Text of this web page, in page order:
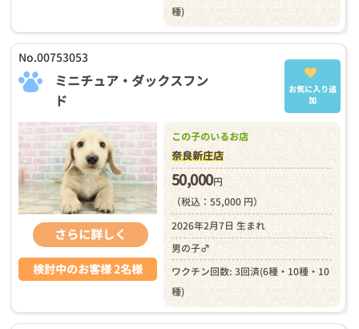
種)
No.00753053
ミニチュア・ダックスフン
ド
お気に入り追
加
さらに詳しく
検討中のお客様 2名様
この子のいるお店
奈良新庄店
50,000円
（税込：55,000 円）
2026年2月7日 生まれ
男の子♂
ワクチン回数: 3回済(6種・10種・10
種)